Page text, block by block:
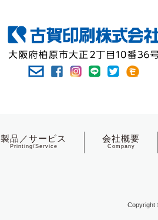
製品／サービス
Printing/Service
会社概要
Company